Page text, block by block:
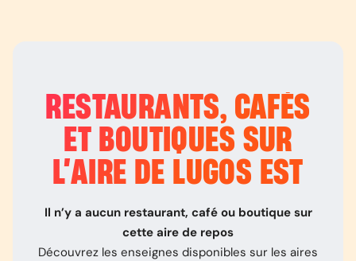
RESTAURANTS, CAFÉS
ET BOUTIQUES SUR
L’AIRE DE LUGOS EST
Il n’y a aucun restaurant, café ou boutique sur
cette aire de repos
Découvrez les enseignes disponibles sur les aires